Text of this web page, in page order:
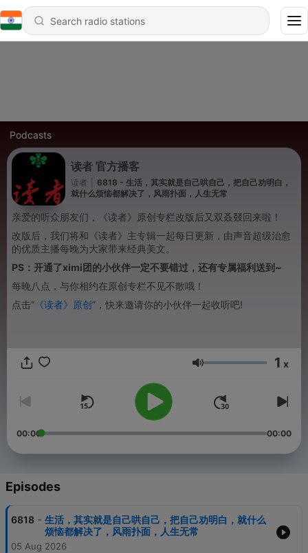
Podcasts
读者 官方播客
读者
6818 - 生活，其实就是自己哄自己，把自己劝明白，
就什么烦恼都解决了，风雨扑面，人生无常
亲爱的听众朋友们，《读者》原创专栏改版后又双叒叕回来啦！
改版后，我们将和《读者》主专辑一起每日更新，由声音超级治愈
的优质主播每晚为大家带来经典美文。
PS：开通了ximi团的小伙伴一定不要错过，还有专属福利送到~
每晚八点，与你相约在原创专栏不见不散哦！
点击“ 《读者》原创”，快来邀请你的小伙伴一起收听吧!
Volume 1 x
00:00 00:00
Episodes
6818 - 生活，其实就是自己哄自己，把自己劝明白，就什么
烦恼都解决了，风雨扑面，人生无常
05 Aug 2026